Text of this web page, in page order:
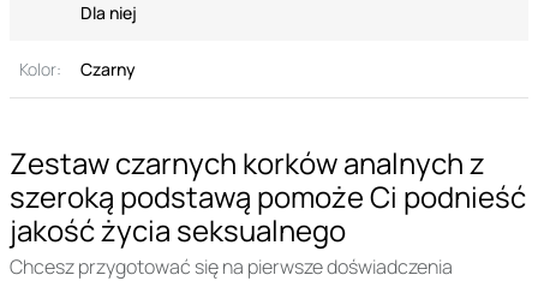
Zestaw czarnych korków analnych z
szeroką podstawą pomoże Ci podnieść
jakość życia seksualnego
Chcesz przygotować się na pierwsze doświadczenia
Dla niej
Kolor: Czarny